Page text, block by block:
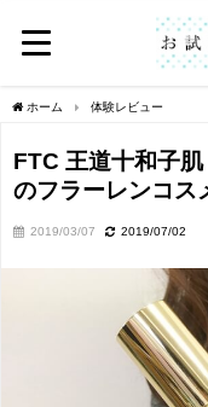
ホーム 体験レビュー
FTC 王道十和子
のフラーレンコス
2019/03/07 2019/07/02